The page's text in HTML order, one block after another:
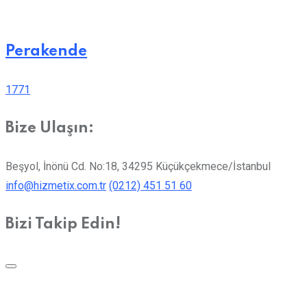
Perakende
1771
Bize Ulaşın:
Beşyol, İnönü Cd. No:18, 34295 Küçükçekmece/İstanbul
info@hizmetix.com.tr (0212) 451 51 60
Bizi Takip Edin!